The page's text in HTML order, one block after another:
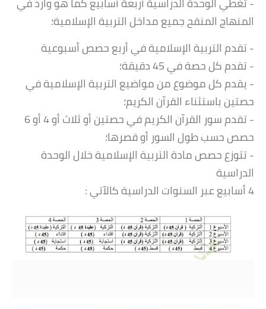
المنهاج المنقح جميع مداخل التربية الإسلامية؛
- تقدم التربية الإسلامية في أربع حصص أسبوعية
- تقدم كل حصة في 45 دقيقة؛
- يقدم كل موضوع من مواضيع التربية الإسلامية في
حصتين باستثناء القرآن الكریم؛
- تقدم سور القرآن الكريم في حصتين أو ثلاث أو 4 أو 6
حصص حسب طول السور أو قصرها؛
- تتوزع حصص مادة التربية الإسلامية خلال الوحدة
الدراسية
4 أسابيع عبر السنوات الدراسية كالآتي :